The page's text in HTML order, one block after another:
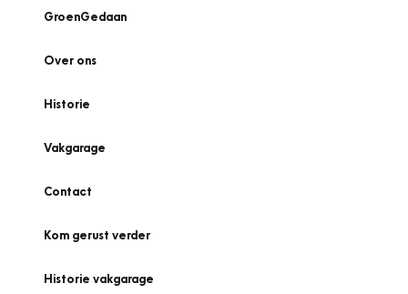
GroenGedaan
Over ons
Historie
Vakgarage
Contact
Kom gerust verder
Historie vakgarage